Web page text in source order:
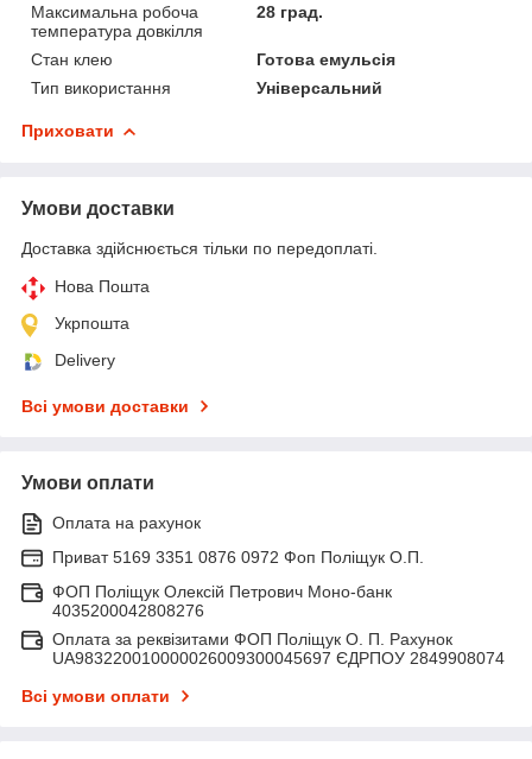
Максимальна робоча
температура довкілля
28 град.
Стан клею
Готова емульсія
Тип використання
Універсальний
Приховати
Умови доставки
Доставка здійснюється тільки по передоплаті.
Нова Пошта
Укрпошта
Delivery
Всі умови доставки
Умови оплати
Оплата на рахунок
Приват 5169 3351 0876 0972 Фоп Поліщук О.П.
ФОП Поліщук Олексій Петрович Моно-банк
4035200042808276
Оплата за реквізитами ФОП Поліщук О. П. Рахунок
UA983220010000026009300045697 ЄДРПОУ 2849908074
Всі умови оплати